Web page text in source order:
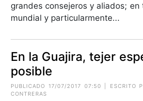
grandes consejeros y aliados; en
mundial y particularmente...
En la Guajira, tejer
posible
PUBLICADO 17/07/2017 07:50 | ESCRITO
CONTRERAS